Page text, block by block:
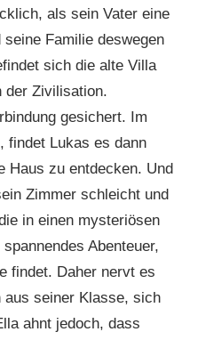
als sein Vater eine
Familie deswegen
sich die alte Villa
der Zivilisation.
gesichert. Im
findet Lukas es dann
Haus zu entdecken. Und
Zimmer schleicht und
in einen mysteriösen
Abenteuer,
findet. Daher nervt es
aus seiner Klasse, sich
ahnt jedoch, dass